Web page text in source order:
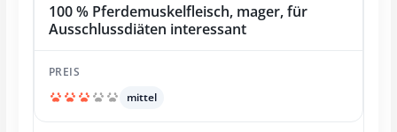
100 % Pferdemuskelfleisch, mager, für
Ausschlussdiäten interessant
mittel